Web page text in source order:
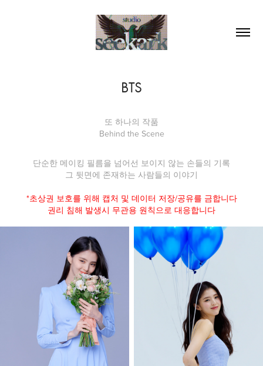
BTS
또 하나의 작품
Behind the Scene
단순한 메이킹 필름을 넘어선 보이지 않는 손들의 기록
그 뒷면에 존재하는 사람들의 이야기
*초상권 보호를 위해 캡처 및 데이터 저장/공유를 금합니다
권리 침해 발생시 무관용 원칙으로 대응합니다